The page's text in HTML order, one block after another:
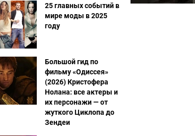
25 главных событий в
мире моды в 2025
году
Большой гид по
фильму «Одиссея»
(2026) Кристофера
Нолана: все актеры и
их персонажи — от
жуткого Циклопа до
Зендеи